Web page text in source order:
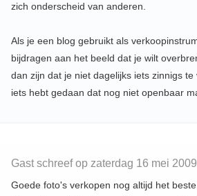
zich onderscheid van anderen.
Als je een blog gebruikt als
bijdragen aan het beeld dat je wilt
dan zijn dat je niet dagelijks iets zinnigs
iets hebt gedaan dat nog niet openbaar
Gast schreef op zaterdag 16 mei
Goede foto's verkopen nog altijd het